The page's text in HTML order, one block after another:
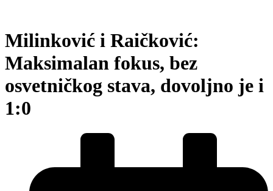
Milinković i Raičković:
Maksimalan fokus, bez
osvetničkog stava, dovoljno je i
1:0